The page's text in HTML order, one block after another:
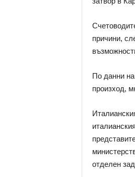
причини,
По данни
произход,
отделен